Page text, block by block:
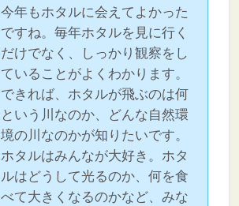
今年もホタルに会えてよかった
ですね。毎年ホタルを見に行く
だけでなく、しっかり観察をし
ていることがよくわかります。
できれば、ホタルが飛ぶのは何
という川なのか、どんな自然環
境の川なのかが知りたいです。
ホタルはみんなが大好き。ホタ
ルはどうして光るのか、何を食
べて大きくなるのかなど、みな